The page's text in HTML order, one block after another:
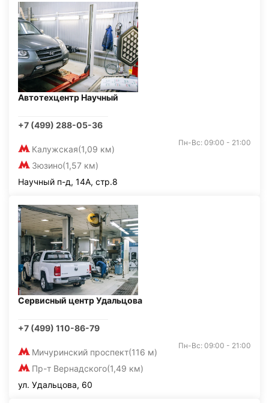
Автотехцентр Научный
+7 (499) 288-05-36
Калужская(1,09 км)
Зюзино(1,57 км)
Пн-Вс: 09:00 - 21:00
Научный п-д, 14А, стр.8
Сервисный центр Удальцова
+7 (499) 110-86-79
Мичуринский проспект(116 м)
Пр-т Вернадского(1,49 км)
Пн-Вс: 09:00 - 21:00
ул. Удальцова, 60